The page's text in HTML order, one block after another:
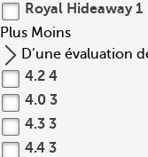
Royal Hideaway 1
Plus Moins
D’une évaluation
4.2 4
4.0 3
4.3 3
4.4 3